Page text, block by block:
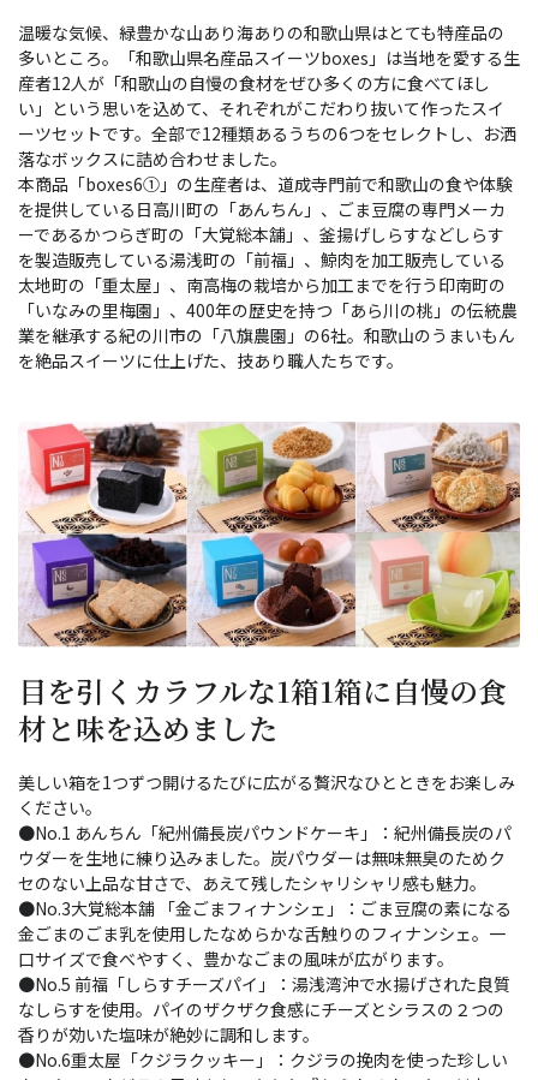
温暖な気候、緑豊かな山あり海ありの和歌山県はとても特産品の
多いところ。「和歌山県名産品スイーツboxes」は当地を愛する生
産者12人が「和歌山の自慢の食材をぜひ多くの方に食べてほし
い」という思いを込めて、それぞれがこだわり抜いて作ったスイ
ーツセットです。全部で12種類あるうちの6つをセレクトし、お洒
落なボックスに詰め合わせました。
本商品「boxes6①」の生産者は、道成寺門前で和歌山の食や体験
を提供している日高川町の「あんちん」、ごま豆腐の専門メーカ
ーであるかつらぎ町の「大覚総本舗」、釜揚げしらすなどしらす
を製造販売している湯浅町の「前福」、鯨肉を加工販売している
太地町の「重太屋」、南高梅の栽培から加工までを行う印南町の
「いなみの里梅園」、400年の歴史を持つ「あら川の桃」の伝統農
業を継承する紀の川市の「八旗農園」の6社。和歌山のうまいもん
を絶品スイーツに仕上げた、技あり職人たちです。
目を引くカラフルな1箱1箱に自慢の食
材と味を込めました
美しい箱を1つずつ開けるたびに広がる贅沢なひとときをお楽しみ
ください。
●No.1 あんちん「紀州備長炭パウンドケーキ」：紀州備長炭のパ
ウダーを生地に練り込みました。炭パウダーは無味無臭のためク
セのない上品な甘さで、あえて残したシャリシャリ感も魅力。
●No.3大覚総本舗 「金ごまフィナンシェ」：ごま豆腐の素になる
金ごまのごま乳を使用したなめらかな舌触りのフィナンシェ。一
口サイズで食べやすく、豊かなごまの風味が広がります。
●No.5 前福「しらすチーズパイ」：湯浅湾沖で水揚げされた良質
なしらすを使用。パイのザクザク食感にチーズとシラスの２つの
香りが効いた塩味が絶妙に調和します。
●No.6重太屋「クジラクッキー」：クジラの挽肉を使った珍しい